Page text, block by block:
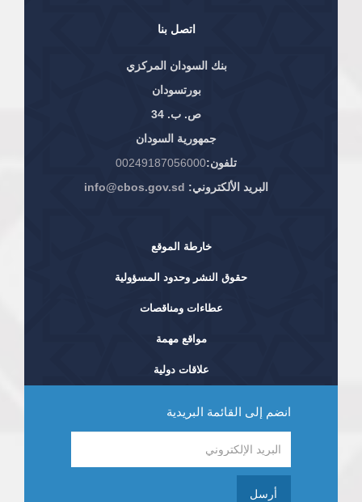
اتصل بنا
بنك السودان المركزي
بورتسودان
ص. ب. 34
جمهورية السودان
تلفون:00249187056000
البريد الألكتروني: info@cbos.gov.sd
خارطة الموقع
حقوق النشر وحدود المسؤولية
عطاءات ومناقصات
مواقع مهمة
علاقات دولية
انضم إلى القائمة البريدية
أرسل